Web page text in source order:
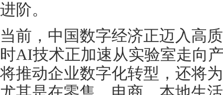
进阶。
当前，中国数字经济正迈入高
时AI技术正加速从实验室走向
将推动企业数字化转型，还将